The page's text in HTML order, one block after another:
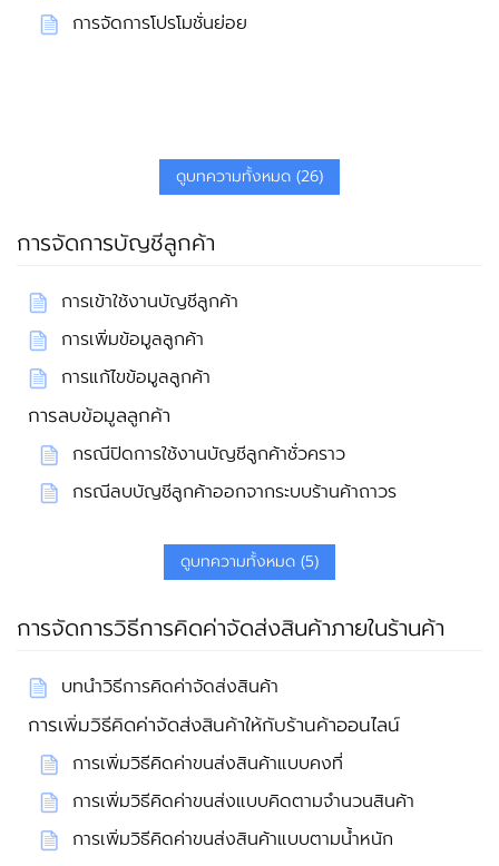
การจัดการโปรโมชั่นย่อย
ดูบทความทั้งหมด (26)
การจัดการบัญชีลูกค้า
การเข้าใช้งานบัญชีลูกค้า
การเพิ่มข้อมูลลูกค้า
การแก้ไขข้อมูลลูกค้า
การลบข้อมูลลูกค้า
กรณีปิดการใช้งานบัญชีลูกค้าชั่วคราว
กรณีลบบัญชีลูกค้าออกจากระบบร้านค้าถาวร
ดูบทความทั้งหมด (5)
การจัดการวิธีการคิดค่าจัดส่งสินค้าภายในร้านค้า
บทนำวิธีการคิดค่าจัดส่งสินค้า
การเพิ่มวิธีคิดค่าจัดส่งสินค้าให้กับร้านค้าออนไลน์
การเพิ่มวิธีคิดค่าขนส่งสินค้าแบบคงที่
การเพิ่มวิธีคิดค่าขนส่งแบบคิดตามจำนวนสินค้า
การเพิ่มวิธีคิดค่าขนส่งสินค้าแบบตามน้ำหนัก